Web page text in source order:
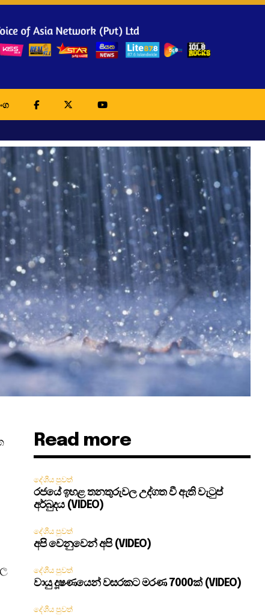
Read more
දේශීය පුවත්
රජයේ ඉහළ තනතුරුවල උද්ගත වී ඇති වැටුප්
අර්බුදය (VIDEO)
දේශීය පුවත්
අපි වෙනුවෙන් අපි (VIDEO)
දේශීය පුවත්
වායු දූෂණයෙන් වසරකට මරණ 7000ක් (VIDEO)
දේශීය පුවත්